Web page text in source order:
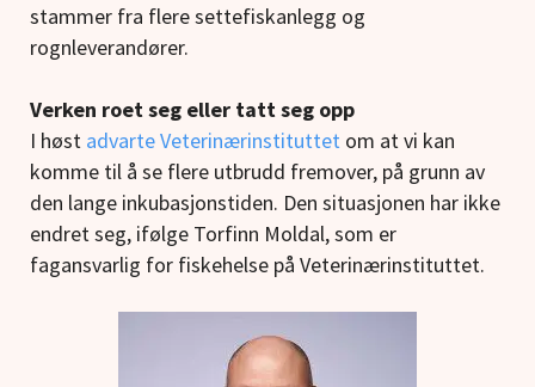
stammer fra flere settefiskanlegg og
rognleverandører.
Verken roet seg eller tatt seg opp
I høst advarte Veterinærinstituttet om at vi kan
komme til å se flere utbrudd fremover, på grunn av
den lange inkubasjonstiden. Den situasjonen har ikke
endret seg, ifølge Torfinn Moldal, som er
fagansvarlig for fiskehelse på Veterinærinstituttet.